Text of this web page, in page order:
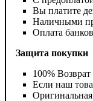
Вы платите
Наличными
Оплата
Защита покупки
100% Возврат
Если наш